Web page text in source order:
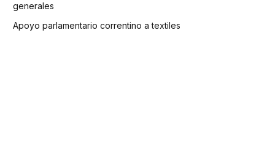
generales
Apoyo parlamentario correntino a textiles